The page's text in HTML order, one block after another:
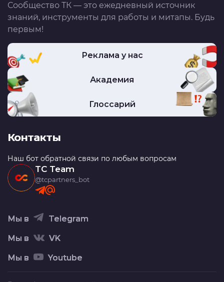
Сообщество ТК — это ежедневный источник
знаний, инструменты для работы и митапы. Будь
первым!
Реклама у нас
Академия
Глоссарий
Контакты
Наш бот обратной связи по любым вопросам
TC Team
@tcpartners_bot
Мы в Telegram
Мы в VK
Мы в Youtube